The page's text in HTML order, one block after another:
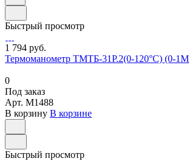
Быстрый просмотр
1 794 руб.
Термоманометр ТМТБ-31Р.2(0-120°С) (0-
0
Под заказ
Арт. M1488
В корзину В корзине
Быстрый просмотр